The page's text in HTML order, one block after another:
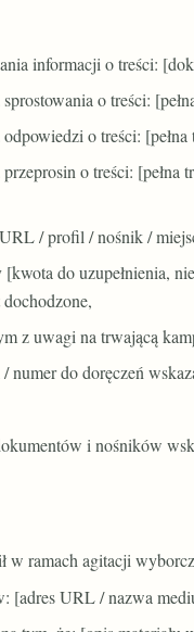
informacji o treści:
o treści:
o treści:
o treści:
/ profil / nośnik /
do uzupełnienia,
z uwagi na trwającą
numer do doręczeń
i nośników
w ramach agitacji
[adres URL / nazwa